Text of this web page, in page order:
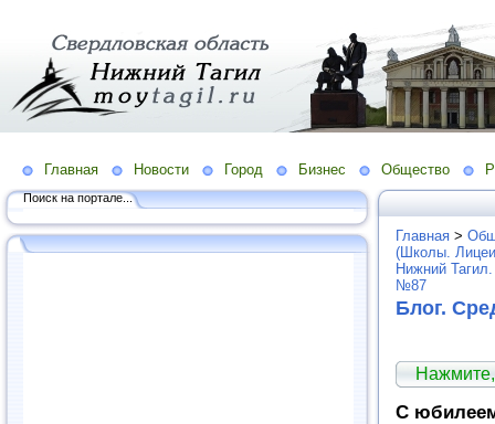
Главная Новости Город Бизнес Общество
Поиск на портале...
Главная >
(Школы.
Нижний
№87
Блог.
C